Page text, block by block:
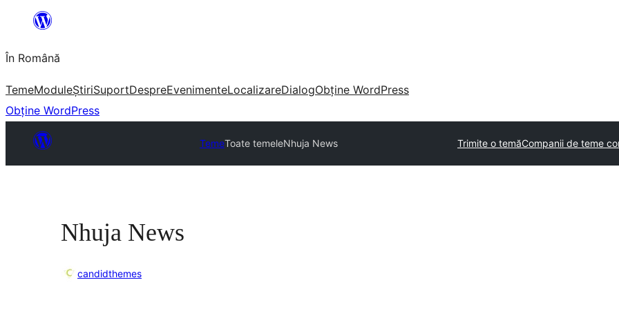
conținut
În Română
TemeModuleȘtiriSuportDespreEvenimenteLocalizareDialogObține WordPress
Obține WordPress
TemeToate temeleNhuja News Trimite o temăCompanii de teme
Nhuja News
candidthemes